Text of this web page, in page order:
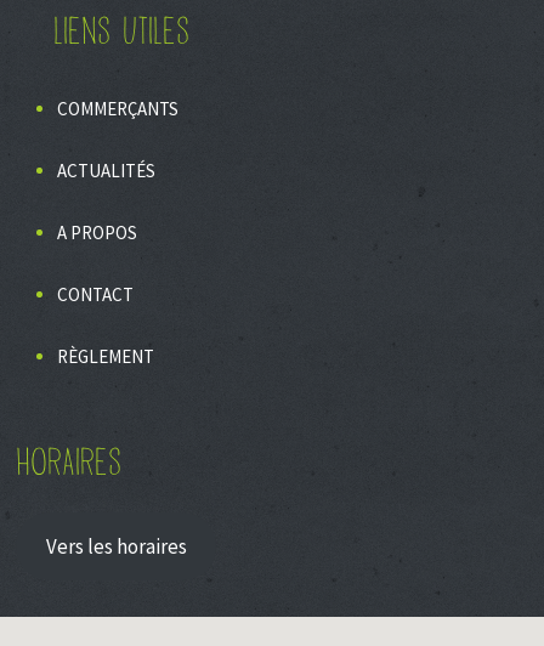
LIENS UTILES
COMMERÇANTS
ACTUALITÉS
A PROPOS
CONTACT
RÈGLEMENT
HORAIRES
Vers les horaires